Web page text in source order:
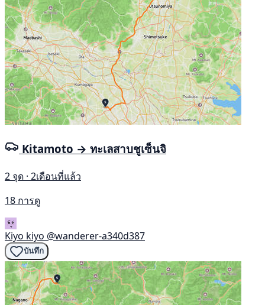
Kitamoto → ทะเลสาบชูเซ็นจิ
2 จุด · 2เดือนที่แล้ว
18 การดู
Kiyo kiyo @wanderer-a340d387
บันทึก